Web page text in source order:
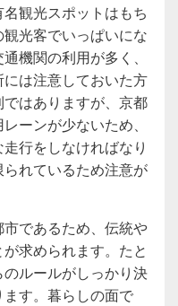
観光スポットはもち
光客でいっぱいにな
機関の利用が多く、
は注意しておいた方
はありますが、京都
ーンが少ないため、
行をしなければなり
れているため注意が
であるため、伝統や
求められます。たと
ルールがしっかり決
す。暮らしの面で